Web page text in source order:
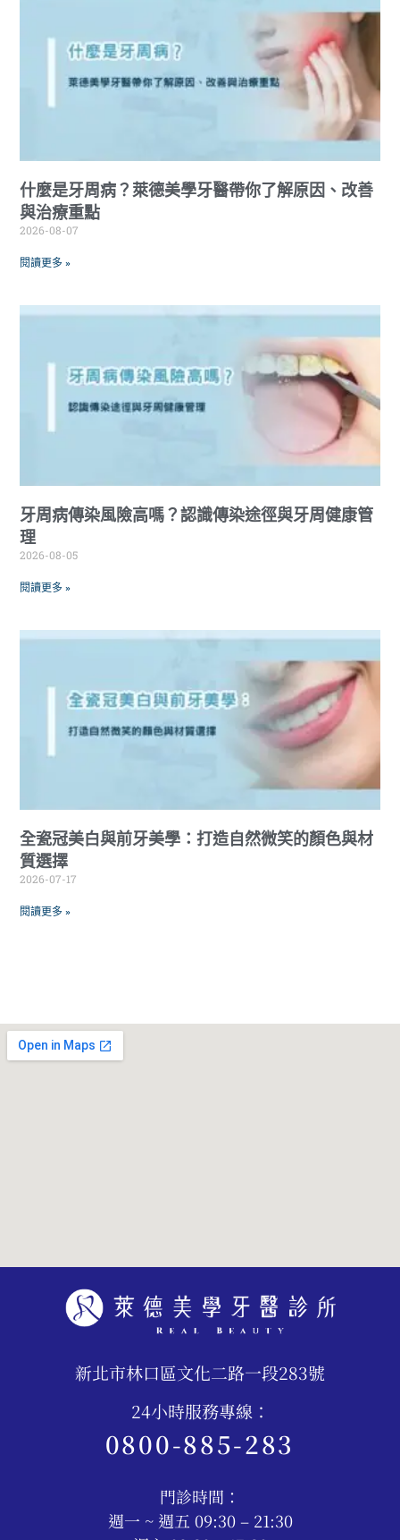
什麼是牙周病？萊德美學牙醫帶你了解原因、改善
與治療重點
2026-08-07
閱讀更多 »
牙周病傳染風險高嗎？認識傳染途徑與牙周健康管
理
2026-08-05
閱讀更多 »
全瓷冠美白與前牙美學：打造自然微笑的顏色與材
質選擇
2026-07-17
閱讀更多 »
新北市林口區文化二路一段283號
24小時服務專線：
0800-885-283
門診時間：
週一 ~ 週五 09:30 – 21:30